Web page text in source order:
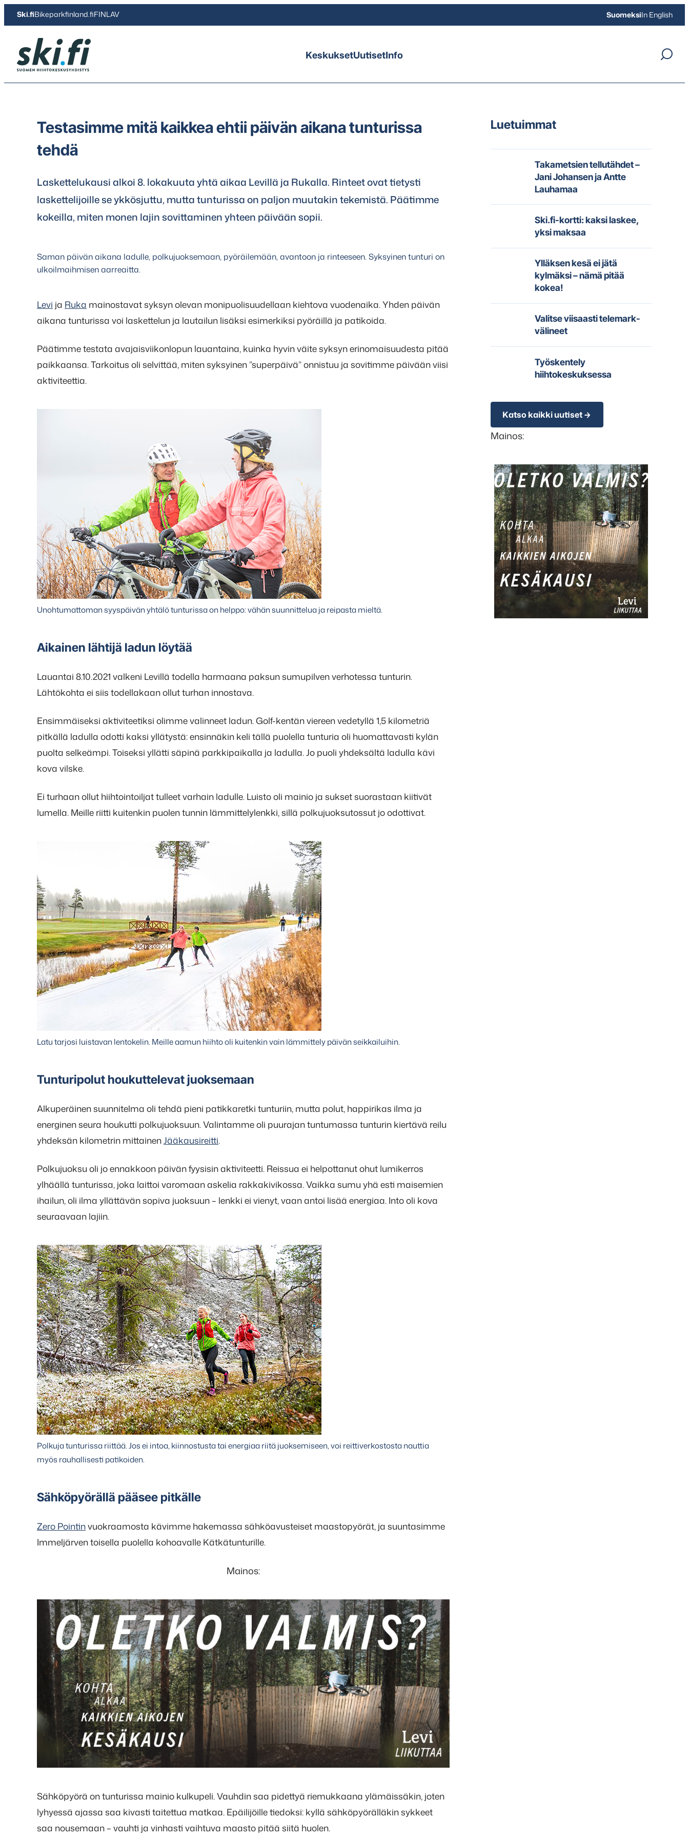
Siirry
sisältöön
Ski.fiBikeparkfinland.fiFINLAV SuomeksiIn English
Ski.fi KeskuksetUutisetInfo
Testasimme mitä kaikkea ehtii päivän aikana tunturissa
tehdä
Laskettelukausi alkoi 8. lokakuuta yhtä aikaa Levillä ja Rukalla. Rinteet ovat tietysti
laskettelijoille se ykkösjuttu, mutta tunturissa on paljon muutakin tekemistä. Päätimme
kokeilla, miten monen lajin sovittaminen yhteen päivään sopii.
Saman päivän aikana ladulle, polkujuoksemaan, pyöräilemään, avantoon ja rinteeseen. Syksyinen tunturi on
ulkoilmaihmisen aarreaitta.
Levi ja Ruka mainostavat syksyn olevan monipuolisuudellaan kiehtova vuodenaika. Yhden päivän
aikana tunturissa voi laskettelun ja lautailun lisäksi esimerkiksi pyöräillä ja patikoida.
Päätimme testata avajaisviikonlopun lauantaina, kuinka hyvin väite syksyn erinomaisuudesta pitää
paikkaansa. Tarkoitus oli selvittää, miten syksyinen ”superpäivä” onnistuu ja sovitimme päivään viisi
aktiviteettia.
Unohtumattoman syyspäivän yhtälö tunturissa on helppo: vähän suunnittelua ja reipasta mieltä.
Aikainen lähtijä ladun löytää
Lauantai 8.10.2021 valkeni Levillä todella harmaana paksun sumupilven verhotessa tunturin.
Lähtökohta ei siis todellakaan ollut turhan innostava.
Ensimmäiseksi aktiviteetiksi olimme valinneet ladun. Golf-kentän viereen vedetyllä 1,5 kilometriä
pitkällä ladulla odotti kaksi yllätystä: ensinnäkin keli tällä puolella tunturia oli huomattavasti kylän
puolta selkeämpi. Toiseksi yllätti säpinä parkkipaikalla ja ladulla. Jo puoli yhdeksältä ladulla kävi
kova vilske.
Ei turhaan ollut hiihtointoiljat tulleet varhain ladulle. Luisto oli mainio ja sukset suorastaan kiitivät
lumella. Meille riitti kuitenkin puolen tunnin lämmittelylenkki, sillä polkujuoksutossut jo odottivat.
Latu tarjosi luistavan lentokelin. Meille aamun hiihto oli kuitenkin vain lämmittely päivän seikkailuihin.
Tunturipolut houkuttelevat juoksemaan
Alkuperäinen suunnitelma oli tehdä pieni patikkaretki tunturiin, mutta polut, happirikas ilma ja
energinen seura houkutti polkujuoksuun. Valintamme oli puurajan tuntumassa tunturin kiertävä reilu
yhdeksän kilometrin mittainenJääkausireitti.
Polkujuoksu oli jo ennakkoon päivän fyysisin aktiviteetti. Reissua ei helpottanut ohut lumikerros
ylhäällä tunturissa, joka laittoi varomaan askelia rakkakivikossa. Vaikka sumu yhä esti maisemien
ihailun, oli ilma yllättävän sopiva juoksuun – lenkki ei vienyt, vaan antoi lisää energiaa. Into oli kova
seuraavaan lajiin.
Polkuja tunturissa riittää. Jos ei intoa, kiinnostusta tai energiaa riitä juoksemiseen, voi reittiverkostosta nauttia
myös rauhallisesti patikoiden.
Sähköpyörällä pääsee pitkälle
Zero Pointinvuokraamosta kävimme hakemassa sähköavusteiset maastopyörät, ja suuntasimme
Immeljärven toisella puolella kohoavalle Kätkätunturille.
Mainos:
Sähköpyörä on tunturissa mainio kulkupeli. Vauhdin saa pidettyä riemukkaana ylämäissäkin, joten
lyhyessä ajassa saa kivasti taitettua matkaa. Epäilijöille tiedoksi: kyllä sähköpyörälläkin sykkeet
saa nousemaan – vauhti ja vinhasti vaihtuva maasto pitää siitä huolen.
Luetuimmat
Takametsien tellutähdet –
Jani Johansen ja Antte
Lauhamaa
Ski.fi-kortti: kaksi laskee,
yksi maksaa
Ylläksen kesä ei jätä
kylmäksi – nämä pitää
kokea!
Valitse viisaasti telemark-
välineet
Työskentely
hiihtokeskuksessa
Katso kaikki uutiset
Mainos: